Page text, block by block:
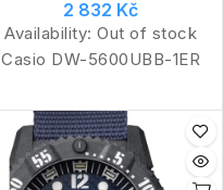
2 832 Kč
Availability: Out of stock
Casio DW-5600UBB-1ER